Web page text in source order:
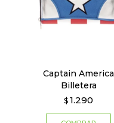
Captain America
Billetera
$ 1.290